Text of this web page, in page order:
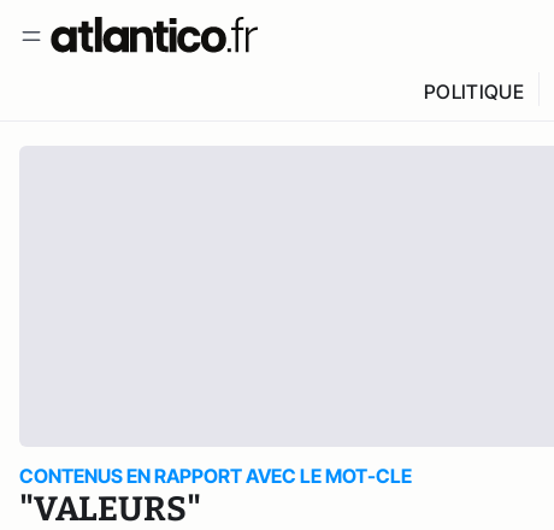
POLITIQUE
CONTENUS EN RAPPORT AVEC LE MOT-CLE
"VALEURS"